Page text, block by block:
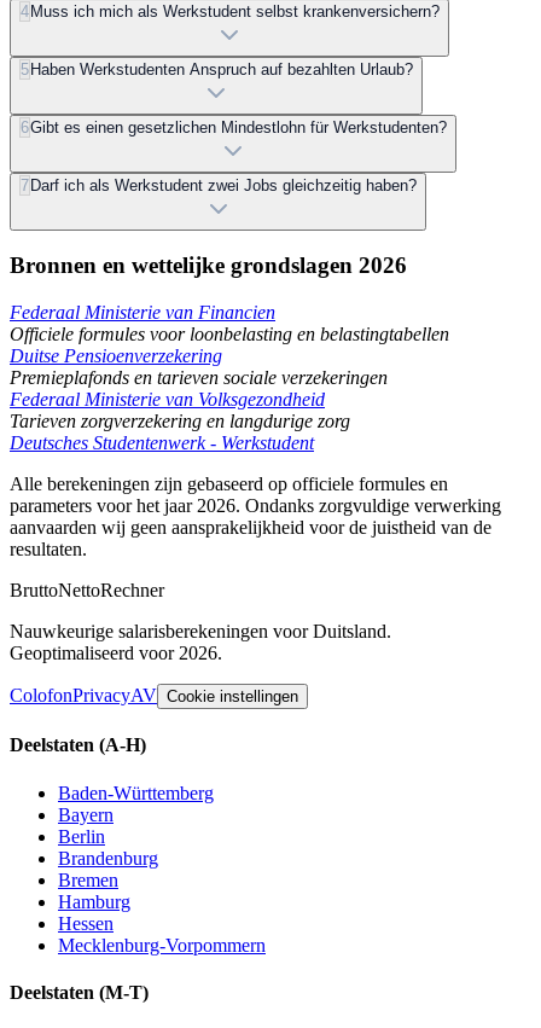
4Muss ich mich als Werkstudent selbst krankenversichern?
5Haben Werkstudenten Anspruch auf bezahlten Urlaub?
6Gibt es einen gesetzlichen Mindestlohn für Werkstudenten?
7Darf ich als Werkstudent zwei Jobs gleichzeitig haben?
Bronnen en wettelijke grondslagen 2026
Federaal Ministerie van Financien
Officiele formules voor loonbelasting en belastingtabellen
Duitse Pensioenverzekering
Premieplafonds en tarieven sociale verzekeringen
Federaal Ministerie van Volksgezondheid
Tarieven zorgverzekering en langdurige zorg
Deutsches Studentenwerk - Werkstudent
Alle berekeningen zijn gebaseerd op officiele formules en
parameters voor het jaar 2026. Ondanks zorgvuldige verwerking
aanvaarden wij geen aansprakelijkheid voor de juistheid van de
resultaten.
BruttoNettoRechner
Nauwkeurige salarisberekeningen voor Duitsland.
Geoptimaliseerd voor 2026.
ColofonPrivacyAV Cookie instellingen
Deelstaten (A-H)
Baden-Württemberg
Bayern
Berlin
Brandenburg
Bremen
Hamburg
Hessen
Mecklenburg-Vorpommern
Deelstaten (M-T)